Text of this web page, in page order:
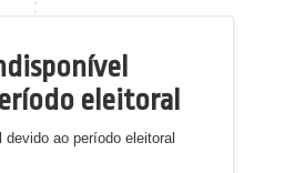
eleitoral
ao período eleitoral